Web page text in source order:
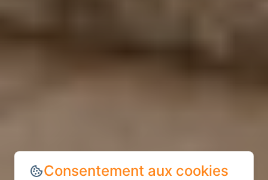
Consentement aux cookies